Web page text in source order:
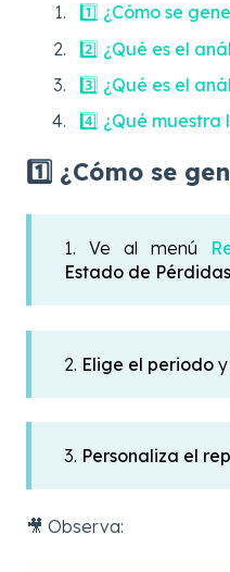
1️⃣ ¿Cómo se
2️⃣ ¿Qué es el
3️⃣ ¿Qué es el
4️⃣ ¿Qué
1️⃣ ¿Cómo se
1. Ve al menú
Estado de
2. Elige el periodo
3. Personaliza el
🎥 Observa: